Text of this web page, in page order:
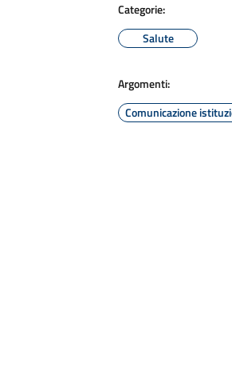
Categorie:
Salute
Argomenti:
Comunicazione